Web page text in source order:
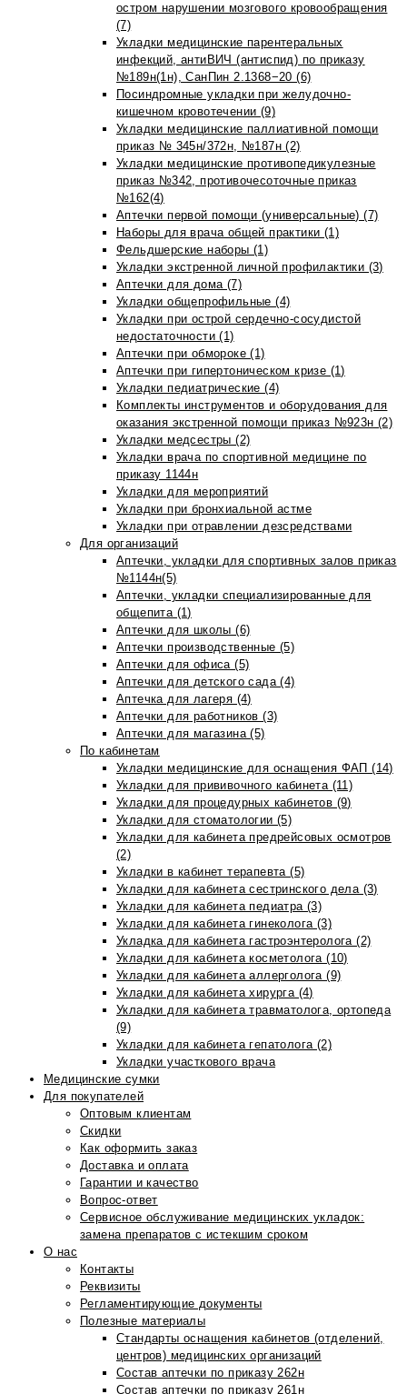
остром нарушении мозгового кровообращения
(7)
Укладки медицинские парентеральных
инфекций, антиВИЧ (антиспид) по приказу
№189н(1н), СанПин 2.1368−20 (6)
Посиндромные укладки при желудочно-
кишечном кровотечении (9)
Укладки медицинские паллиативной помощи
приказ № 345н/372н, №187н (2)
Укладки медицинские противопедикулезные
приказ №342, противочесоточные приказ
№162(4)
Аптечки первой помощи (универсальные) (7)
Наборы для врача общей практики (1)
Фельдшерские наборы (1)
Укладки экстренной личной профилактики (3)
Аптечки для дома (7)
Укладки общепрофильные (4)
Укладки при острой сердечно-сосудистой
недостаточности (1)
Аптечки при обмороке (1)
Аптечки при гипертоническом кризе (1)
Укладки педиатрические (4)
Комплекты инструментов и оборудования для
оказания экстренной помощи приказ №923н (2)
Укладки медсестры (2)
Укладки врача по спортивной медицине по
приказу 1144н
Укладки для мероприятий
Укладки при бронхиальной астме
Укладки при отравлении дезсредствами
Для организаций
Аптечки, укладки для спортивных залов приказ
№1144н(5)
Аптечки, укладки специализированные для
общепита (1)
Аптечки для школы (6)
Аптечки производственные (5)
Аптечки для офиса (5)
Аптечки для детского сада (4)
Аптечка для лагеря (4)
Аптечки для работников (3)
Аптечки для магазина (5)
По кабинетам
Укладки медицинские для оснащения ФАП (14)
Укладки для прививочного кабинета (11)
Укладки для процедурных кабинетов (9)
Укладки для стоматологии (5)
Укладки для кабинета предрейсовых осмотров
(2)
Укладки в кабинет терапевта (5)
Укладки для кабинета сестринского дела (3)
Укладки для кабинета педиатра (3)
Укладки для кабинета гинеколога (3)
Укладка для кабинета гастроэнтеролога (2)
Укладки для кабинета косметолога (10)
Укладки для кабинета аллерголога (9)
Укладки для кабинета хирурга (4)
Укладки для кабинета травматолога, ортопеда
(9)
Укладки для кабинета гепатолога (2)
Укладки участкового врача
Медицинские сумки
Для покупателей
Оптовым клиентам
Скидки
Как оформить заказ
Доставка и оплата
Гарантии и качество
Вопрос-ответ
Сервисное обслуживание медицинских укладок:
замена препаратов с истекшим сроком
О нас
Контакты
Реквизиты
Регламентирующие документы
Полезные материалы
Стандарты оснащения кабинетов (отделений,
центров) медицинских организаций
Состав аптечки по приказу 262н
Состав аптечки по приказу 261н